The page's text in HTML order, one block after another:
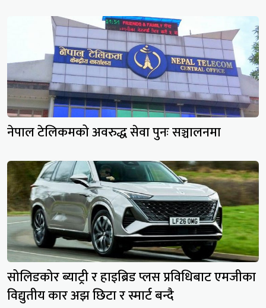
नेपाल टेलिकमको अवरुद्ध सेवा पुनः सञ्चालनमा
सोलिडकोर ब्याट्री र हाइब्रिड प्लस प्रविधिबाट एमजीका
विद्युतीय कार अझ छिटा र स्मार्ट बन्दै